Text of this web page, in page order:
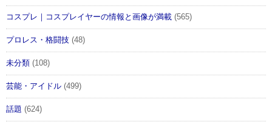
コスプレ｜コスプレイヤーの情報と画像が満載 (565)
プロレス・格闘技 (48)
未分類 (108)
芸能・アイドル (499)
話題 (624)